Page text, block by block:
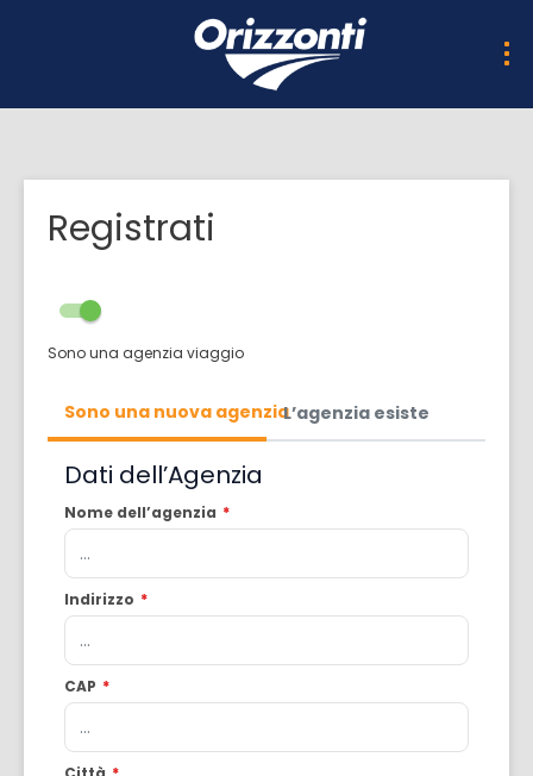
Registrati
Sono una agenzia viaggio
Sono una nuova agenziaL’agenzia esiste
Dati dell’Agenzia
Nome dell’agenzia *
Indirizzo *
CAP *